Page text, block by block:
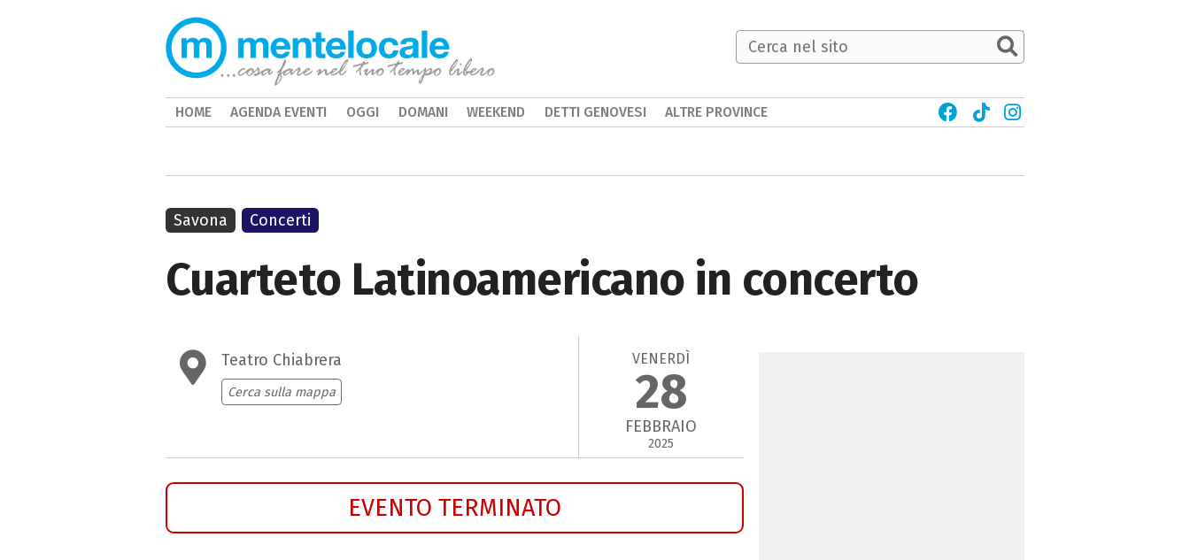
Cuarteto Latinoamericano in concerto
Teatro Chiabrera
Cerca sulla mappa
VENERDÌ
28
FEBBRAIO
2025
EVENTO TERMINATO
Savona Concerti
HOME AGENDA EVENTI OGGI DOMANI WEEKEND DETTI GENOVESI ALTRE PROVINCE